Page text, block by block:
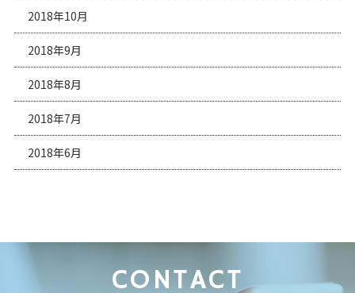
2018年10月
2018年9月
2018年8月
2018年7月
2018年6月
CONTACT